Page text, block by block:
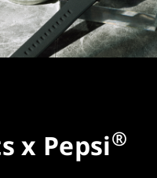
x Pepsi®